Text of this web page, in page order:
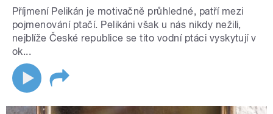
Příjmení Pelikán je motivačně průhledné, patří mezi
pojmenování ptačí. Pelikáni však u nás nikdy nežili,
nejblíže České republice se tito vodní ptáci vyskytují v
ok...